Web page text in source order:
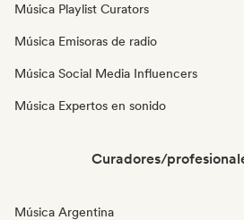
Música Playlist Curators
Música Emisoras de radio
Música Social Media Influencers
Música Expertos en sonido
Curadores/
Música Argentina